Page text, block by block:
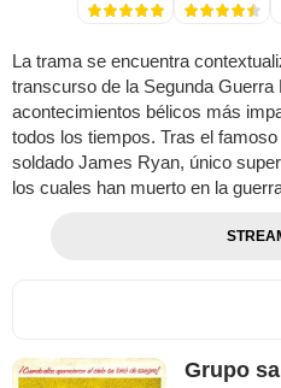
La trama se encuentra
transcurso de la Segunda Guerra
acontecimientos bélicos más
todos los tiempos. Tras el
soldado James Ryan, único
los cuales han muerto en la
Grupo